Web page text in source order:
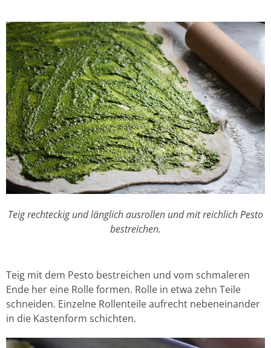
Teig rechteckig und länglich ausrollen und mit reichlich Pesto
bestreichen.
Teig mit dem Pesto bestreichen und vom schmaleren
Ende her eine Rolle formen. Rolle in etwa zehn Teile
schneiden. Einzelne Rollenteile aufrecht nebeneinander
in die Kastenform schichten.